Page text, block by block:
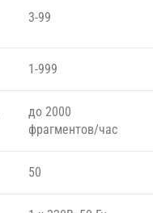
3-99
1-999
до 2000
фрагментов/час
50